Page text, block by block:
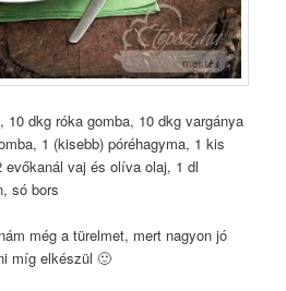
dkg róka gomba, 10 dkg vargánya
1 (kisebb) póréhagyma, 1 kis
evőkanál vaj és olíva olaj, 1 dl
só bors
még a türelmet, mert nagyon jó
míg elkészül 🙂